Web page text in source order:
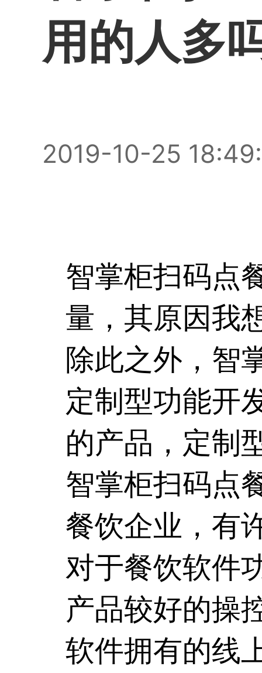
用的人多
2019-10-25
智掌柜扫码点
量，其原因我
除此之外，智
定制型功能开
的产品，定制
智掌柜扫码点
餐饮企业，有
对于餐饮软件
产品较好的操
软件拥有的线